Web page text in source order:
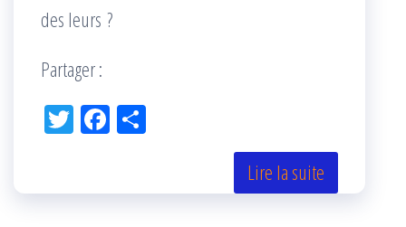
des leurs ?
Partager :
Tw Fac
k r
Lire la suite